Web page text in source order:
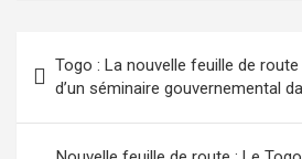
de
l’article
Togo : La nouvelle feuille de
d’un séminaire gouvernemental